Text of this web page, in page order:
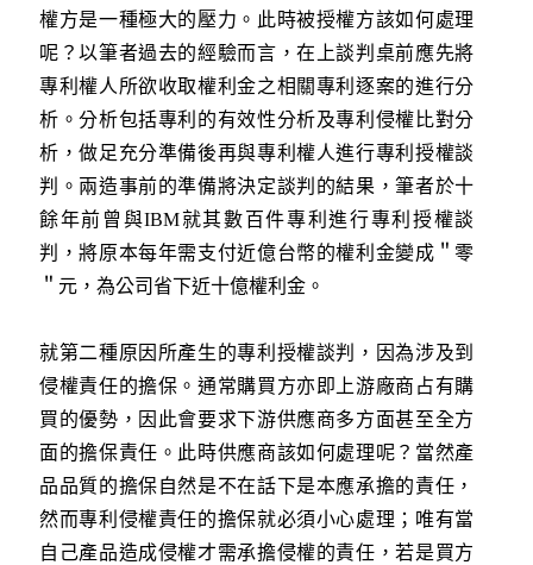
權方是一種極大的壓力。此時被授權方該如何處理
呢？以筆者過去的經驗而言，在上談判桌前應先將
專利權人所欲收取權利金之相關專利逐案的進行分
析。分析包括專利的有效性分析及專利侵權比對分
析，做足充分準備後再與專利權人進行專利授權談
判。兩造事前的準備將決定談判的結果，筆者於十
餘年前曾與IBM就其數百件專利進行專利授權談
判，將原本每年需支付近億台幣的權利金變成＂零
＂元，為公司省下近十億權利金。
就第二種原因所產生的專利授權談判，因為涉及到
侵權責任的擔保。通常購買方亦即上游廠商占有購
買的優勢，因此會要求下游供應商多方面甚至全方
面的擔保責任。此時供應商該如何處理呢？當然產
品品質的擔保自然是不在話下是本應承擔的責任，
然而專利侵權責任的擔保就必須小心處理；唯有當
自己產品造成侵權才需承擔侵權的責任，若是買方